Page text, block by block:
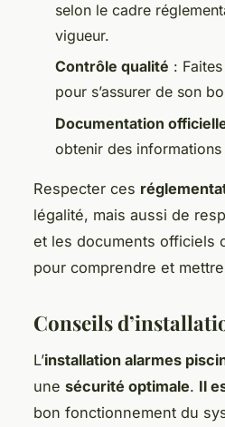
selon le cadre
vigueur.
Contrôle qualité :
pour s’assurer de son
Documentation
obtenir des
Respecter ces
légalité, mais aussi de
et les documents officiels
pour comprendre et
Conseils
L’installation alarmes
une sécurité optimale. Il
bon fonctionnement du